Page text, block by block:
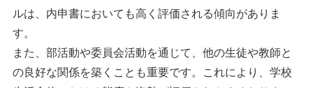
ルは、内申書においても高く評価される傾向がありま
す。
また、部活動や委員会活動を通じて、他の生徒や教師と
の良好な関係を築くことも重要です。これにより、学校